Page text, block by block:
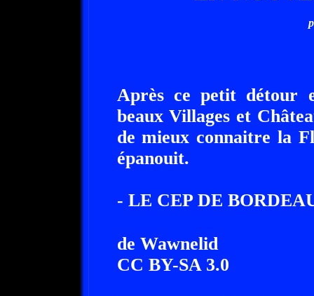
Après ce petit détour
beaux Villages et
de mieux connaitre la
épanouit.
- LE CEP DE
de Wawnelid
CC BY-SA 3.0